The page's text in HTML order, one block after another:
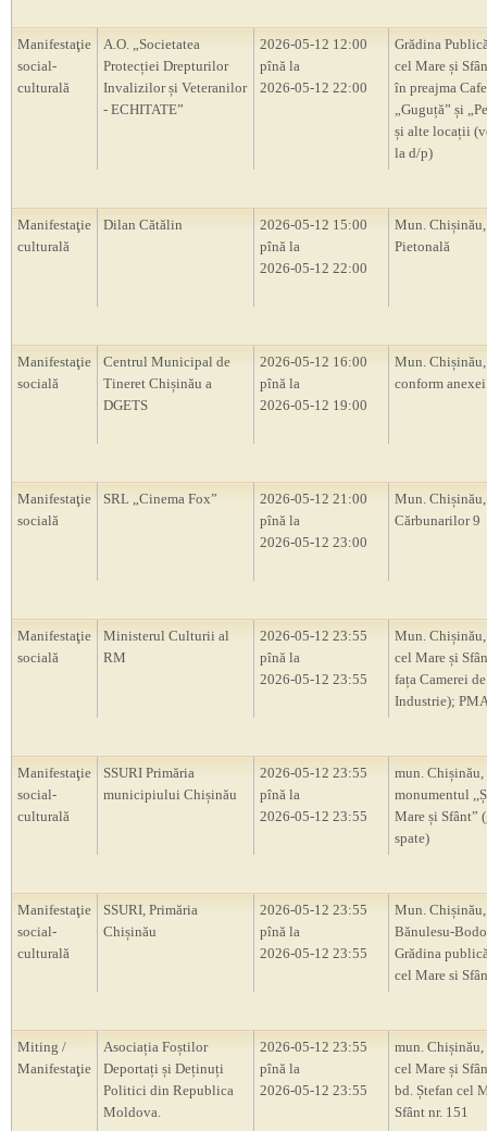
Manifestaţie
social-
culturală
A.O. „Societatea
Protecției Drepturilor
Invalizilor și Veteranilor
- ECHITATE”
2026-05-12 12:00
pînă la
2026-05-12 22:00
Grădina
cel Mare și
în preajma
„Guguță” și
și alte locații
la d/p)
Manifestaţie
culturală
Dilan Cătălin
2026-05-12 15:00
pînă la
2026-05-12 22:00
Mun. Chișinău,
Pietonală
Manifestaţie
socială
Centrul Municipal de
Tineret Chișinău a
DGETS
2026-05-12 16:00
pînă la
2026-05-12 19:00
Mun.
conform anexei
Manifestaţie
socială
SRL „Cinema Fox”
2026-05-12 21:00
pînă la
2026-05-12 23:00
Mun. Chișinău,
Cărbunarilor 9
Manifestaţie
socială
Ministerul Culturii al
RM
2026-05-12 23:55
pînă la
2026-05-12 23:55
Mun.
cel Mare și
fața Camerei
Industrie);
Manifestaţie
social-
culturală
SSURI Primăria
municipiului Chișinău
2026-05-12 23:55
pînă la
2026-05-12 23:55
mun. Chișinău,
monumentul
Mare și Sfânt”
spate)
Manifestaţie
social-
culturală
SSURI, Primăria
Chișinău
2026-05-12 23:55
pînă la
2026-05-12 23:55
Mun. Chișinău,
Bănulesu-
Grădina
cel Mare si
Miting /
Manifestaţie
Asociația Foștilor
Deportați și Deținuți
Politici din Republica
Moldova.
2026-05-12 23:55
pînă la
2026-05-12 23:55
mun. Chișinău,
cel Mare și
bd. Ștefan cel
Sfânt nr. 151